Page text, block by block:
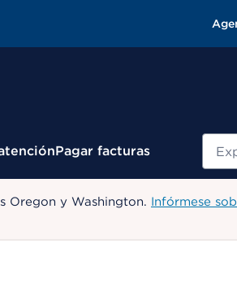
Pagar facturas
Oregon y Washington. Infórmese